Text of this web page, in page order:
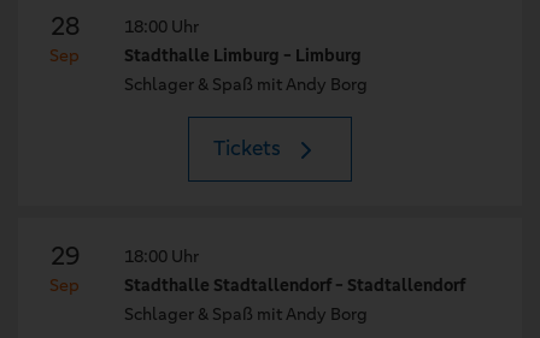
28
Sep
18:00 Uhr
Stadthalle Limburg - Limburg
Schlager & Spaß mit Andy Borg
Tickets
29
Sep
18:00 Uhr
Stadthalle Stadtallendorf - Stadtallendorf
Schlager & Spaß mit Andy Borg